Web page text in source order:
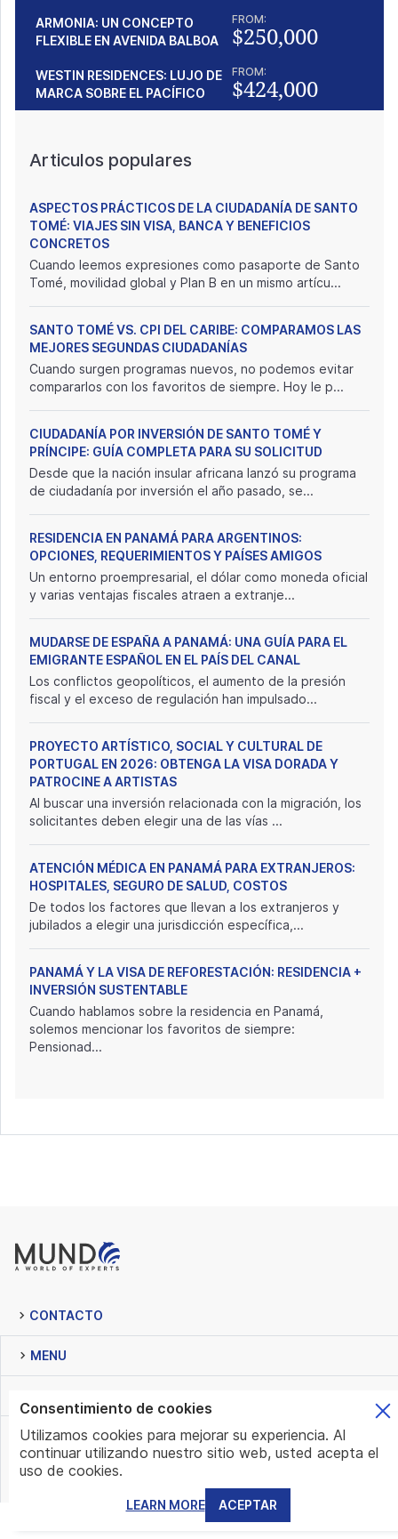
ARMONIA: UN CONCEPTO
FLEXIBLE EN AVENIDA BALBOA
FROM:
$250,000
WESTIN RESIDENCES: LUJO DE
MARCA SOBRE EL PACÍFICO
FROM:
$424,000
Articulos populares
ASPECTOS PRÁCTICOS DE LA CIUDADANÍA DE SANTO
TOMÉ: VIAJES SIN VISA, BANCA Y BENEFICIOS
CONCRETOS
Cuando leemos expresiones como pasaporte de Santo
Tomé, movilidad global y Plan B en un mismo artícu...
SANTO TOMÉ VS. CPI DEL CARIBE: COMPARAMOS LAS
MEJORES SEGUNDAS CIUDADANÍAS
Cuando surgen programas nuevos, no podemos evitar
compararlos con los favoritos de siempre. Hoy le p...
CIUDADANÍA POR INVERSIÓN DE SANTO TOMÉ Y
PRÍNCIPE: GUÍA COMPLETA PARA SU SOLICITUD
Desde que la nación insular africana lanzó su programa
de ciudadanía por inversión el año pasado, se...
RESIDENCIA EN PANAMÁ PARA ARGENTINOS:
OPCIONES, REQUERIMIENTOS Y PAÍSES AMIGOS
Un entorno proempresarial, el dólar como moneda oficial
y varias ventajas fiscales atraen a extranje...
MUDARSE DE ESPAÑA A PANAMÁ: UNA GUÍA PARA EL
EMIGRANTE ESPAÑOL EN EL PAÍS DEL CANAL
Los conflictos geopolíticos, el aumento de la presión
fiscal y el exceso de regulación han impulsado...
PROYECTO ARTÍSTICO, SOCIAL Y CULTURAL DE
PORTUGAL EN 2026: OBTENGA LA VISA DORADA Y
PATROCINE A ARTISTAS
Al buscar una inversión relacionada con la migración, los
solicitantes deben elegir una de las vías ...
ATENCIÓN MÉDICA EN PANAMÁ PARA EXTRANJEROS:
HOSPITALES, SEGURO DE SALUD, COSTOS
De todos los factores que llevan a los extranjeros y
jubilados a elegir una jurisdicción específica,...
PANAMÁ Y LA VISA DE REFORESTACIÓN: RESIDENCIA +
INVERSIÓN SUSTENTABLE
Cuando hablamos sobre la residencia en Panamá,
solemos mencionar los favoritos de siempre:
Pensionad...
CONTACTO
MENU
BOLETIN INFORMATIVO
Consentimiento de cookies
Utilizamos cookies para mejorar su experiencia. Al
continuar utilizando nuestro sitio web, usted acepta el
uso de cookies.
LEARN MORE ACEPTAR